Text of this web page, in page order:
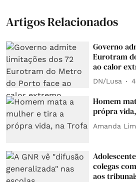
Artigos Relacionados
Governo
Eurotram
ao calor
DN/Lusa
Homem
própra
Amanda
colegas
aos